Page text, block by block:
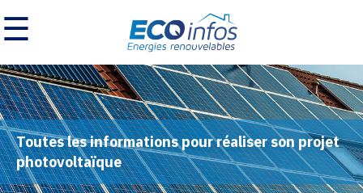
☰
Toutes les informations pour réaliser son projet
photovoltaïque